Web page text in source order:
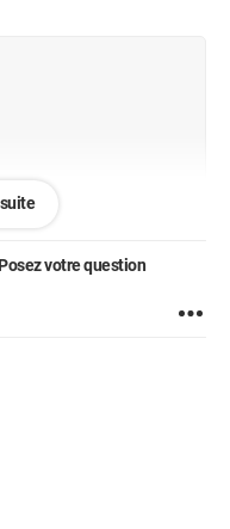
valeur calculée.
avec i = 1 ?
Posez votre question